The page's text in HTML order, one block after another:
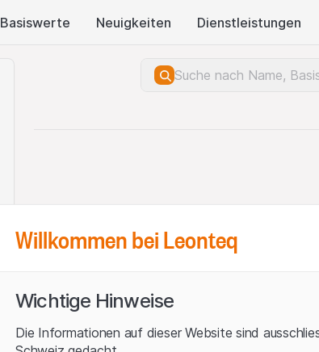
Basis​werte Neuigkeiten Dienstleistungen
Willkommen bei Leonteq
Wichtige Hinweise
Die Informationen auf dieser Website sind